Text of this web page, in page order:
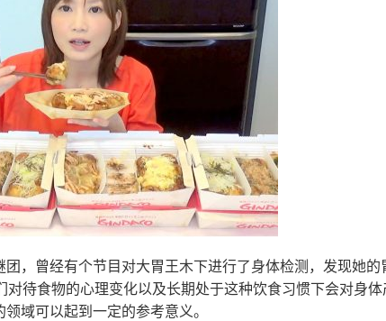
，曾经有个节目对大胃王木下进行了身体检测，发现她的
待食物的心理变化以及长期处于这种饮食习惯下会对身体
域可以起到一定的参考意义。